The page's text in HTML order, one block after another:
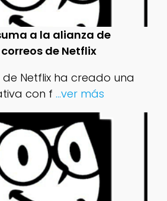
a la alianza de
de Netflix
Netflix ha creado una
con f ...ver más